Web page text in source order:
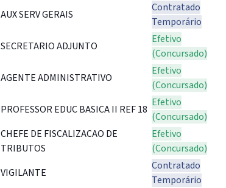
AUX SERV GERAIS
Contratado
Temporário
SECRETARIO ADJUNTO
Efetivo
(Concursado)
AGENTE ADMINISTRATIVO
Efetivo
(Concursado)
PROFESSOR EDUC BASICA II REF 18
Efetivo
(Concursado)
CHEFE DE FISCALIZACAO DE
TRIBUTOS
Efetivo
(Concursado)
VIGILANTE
Contratado
Temporário